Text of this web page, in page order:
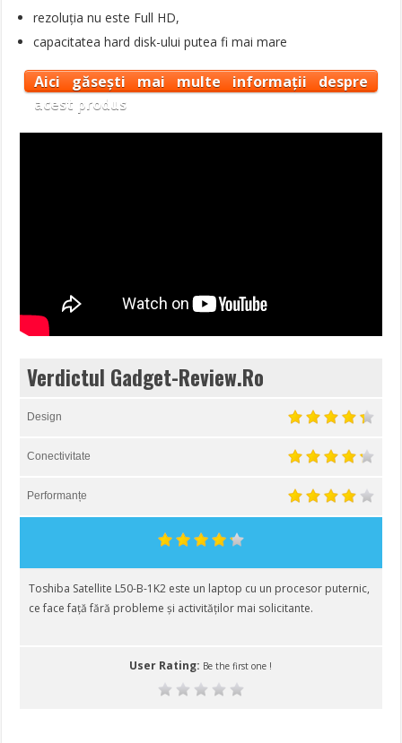
rezoluția nu este Full HD,
capacitatea hard disk-ului putea fi mai mare
Aici găsești mai multe informații despre
acest produs
Verdictul Gadget-Review.Ro
Design
Conectivitate
Performanțe
Toshiba Satellite L50-B-1K2 este un laptop cu un procesor puternic,
ce face față fără probleme și activităților mai solicitante.
User Rating: Be the first one !